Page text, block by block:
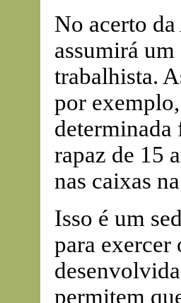
No acerto
assumirá
trabalhista.
por
determinada
rapaz de 15
nas caixas
Isso é um
para exercer
permitem